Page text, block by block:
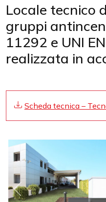
Locale tecnico
gruppi
11292 e UNI
realizzata in
Scheda tecnica –